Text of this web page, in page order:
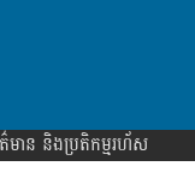
មាន​ និងប្រតិកម្មរហ័ស